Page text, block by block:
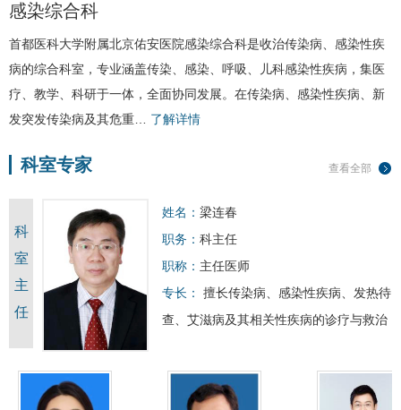
感染综合科
首都医科大学附属北京佑安医院感染综合科是收治传染病、感染性疾
病的综合科室，专业涵盖传染、感染、呼吸、
儿科感染性疾病，集医
疗、教学、科研于一体，全面协同发展。在传染病、感染性疾病、新
发突发传染病及其危重… 了解详情
查看全部
科室专家
科
室
主
任
姓名： 梁连春
职务： 科主任
职称： 主任医师
专长：
擅长传染病、感染性疾病、发热待
查、 艾滋病及其相关性疾病的诊疗与救治